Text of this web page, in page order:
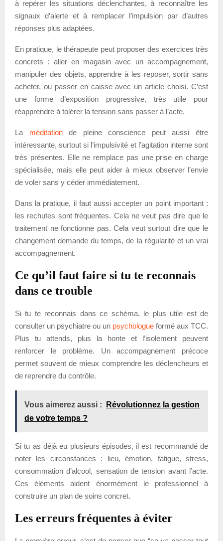
à repérer les situations déclenchantes, à reconnaître les
signaux d’alerte et à remplacer l’impulsion par d’autres
réponses plus adaptées.
En pratique, le thérapeute peut proposer des exercices très
concrets : aller en magasin avec un accompagnement,
manipuler des objets, apprendre à les reposer, sortir sans
acheter, ou passer en caisse avec un article choisi. C’est
une forme d’exposition progressive, très utile pour
réapprendre à tolérer la tension sans passer à l’acte.
La méditationde pleine conscience peut aussi être
intéressante, surtout si l’impulsivité et l’agitation interne sont
très présentes. Elle ne remplace pas une prise en charge
spécialisée, mais elle peut aider à mieux observer l’envie
de voler sans y céder immédiatement.
Dans la pratique, il faut aussi accepter un point important :
les rechutes sont fréquentes. Cela ne veut pas dire que le
traitement ne fonctionne pas. Cela veut surtout dire que le
changement demande du temps, de la régularité et un vrai
accompagnement.
Ce qu’il faut faire si tu te reconnais
dans ce trouble
Si tu te reconnais dans ce schéma, le plus utile est de
consulter un psychiatre ou un psychologue formé aux TCC.
Plus tu attends, plus la honte et l’isolement peuvent
renforcer le problème. Un accompagnement précoce
permet souvent de mieux comprendre les déclencheurs et
de reprendre du contrôle.
Vous aimerez aussi :
Révolutionnez la gestion
de votre temps ?
Si tu as déjà eu plusieurs épisodes, il est recommandé de
noter les circonstances : lieu, émotion, fatigue, stress,
consommation d’alcool, sensation de tension avant l’acte.
Ces éléments aident énormément le professionnel à
construire un plan de soins concret.
Les erreurs fréquentes à éviter